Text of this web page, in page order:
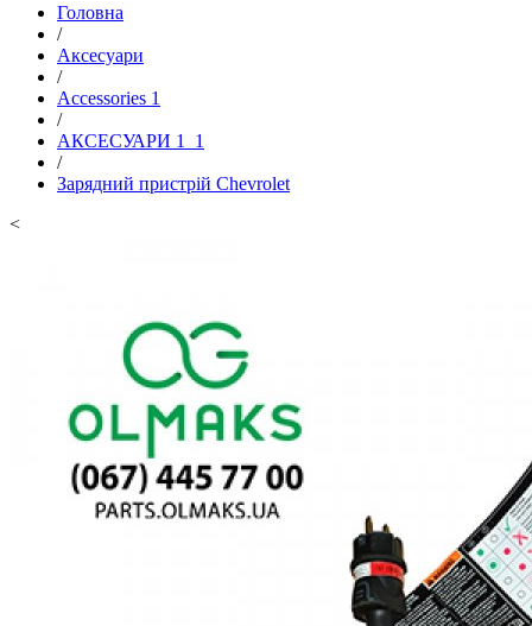
Головна
/
Аксесуари
/
Accessories 1
/
АКСЕСУАРИ 1_1
/
Зарядний пристрій Chevrolet
<